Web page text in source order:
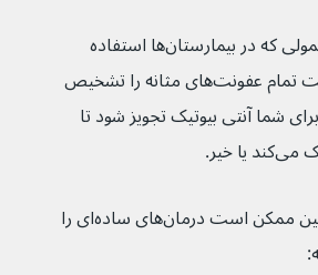
آزمایش‌های ادرار معمولی که در بیمارستان‌ها استفاده
می‌شوند، ممکن است تمام عفونت‌های مثانه را تشخیص
شما آنتی بیوتیک تجویز شود تا
خیر.
پزشک عمومی همچنین ممکن است درمان‌های ساده‌ای را